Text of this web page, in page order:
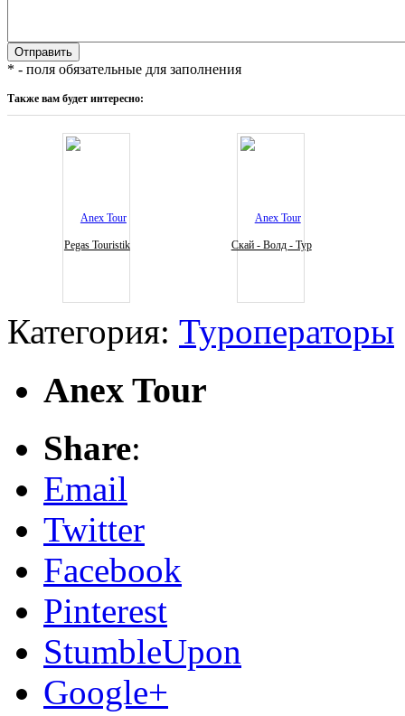
* - поля обязательные для заполнения
Также вам будет интересно:
Pegas Touristik Скай - Волд - Тур
Категория: Туроператоры
Anex Tour
Share:
Email
Twitter
Facebook
Pinterest
StumbleUpon
Google+